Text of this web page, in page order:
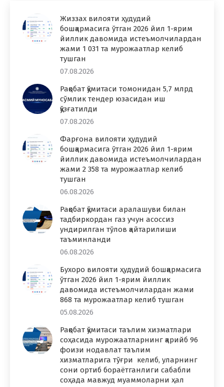
Жиззах вилояти ҳудудий
бошқармасига ўтган 2026 йил 1-ярим
йиллик давомида истеъмолчилардан
жами 1 031 та мурожаатлар келиб
тушган
07.08.2026
Рақобат қўмитаси томонидан 5,7 млрд
сўмлик тендер юзасидан иш
қўзғатилди
07.08.2026
Фарғона вилояти ҳудудий
бошқармасига ўтган 2026 йил 1-ярим
йиллик давомида истеъмолчилардан
жами 2 358 та мурожаатлар келиб
тушган
06.08.2026
Рақобат қўмитаси аралашуви билан
тадбиркордан газ учун асоссиз
ундирилган тўлов қайтарилиши
таъминланди
06.08.2026
Бухоро вилояти ҳудудий бошқармасига
ўтган 2026 йил 1-ярим йиллик
давомида истеъмолчилардан жами
868 та мурожаатлар келиб тушган
05.08.2026
Рақобат қўмитаси таълим хизматлари
соҳасида мурожаатларнинг қарийб 96
фоизи нодавлат таълим
хизматларига тўғри келиб, уларнинг
сони ортиб бораётганлиги сабабли
соҳада мавжуд муаммоларни ҳал